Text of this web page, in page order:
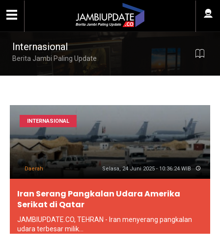
Internasional
Berita Jambi Paling Update
INTERNASIONAL
Daerah Selasa, 24 Juni 2025 - 10:36:24 WIB
Iran Serang Pangkalan Udara Amerika
Serikat di Qatar
JAMBIUPDATE.CO, TEHRAN - Iran menyerang pangkalan
udara terbesar milik...